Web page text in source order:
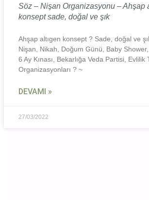
Söz – Nişan Organizasyonu – Ahşap
konsept sade, doğal ve şık
Ahşap altıgen konsept ? Sade, doğal ve
Nişan, Nikah, Doğum Günü, Baby
6 Ay Kınası, Bekarlığa Veda Partisi, Evlilik
Organizasyonları ? ~
DEVAMI »
27/03/2022